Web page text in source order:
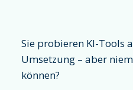
Sie probieren KI-Tools
Umsetzung – aber
können?